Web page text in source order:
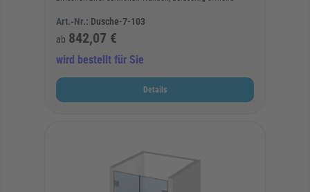
Art.-Nr.: Dusche-7-103
ab 842,07 €
wird bestellt für Sie
Details